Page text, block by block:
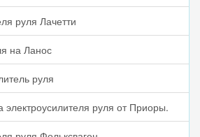
руля Лачетти
на Ланос
руля
электроусилителя руля от Приоры.